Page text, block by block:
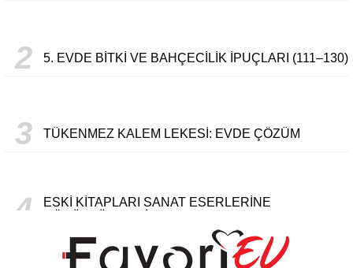
2 5. EVDE BITKI VE BAHÇECILIK İPUÇLARI (111–130)
3 TÜKENMEZ KALEM LEKESI: EVDE ÇÖZÜM
4
ESKI KITAPLARI SANAT ESERLERINE